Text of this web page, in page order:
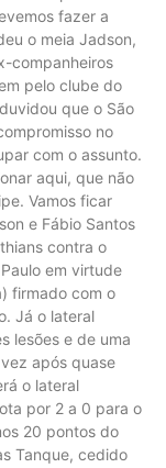
fazer a
o meia Jadson,
companheiros
pelo clube do
que o São
no
com o assunto.
aqui, que não
Vamos ficar
e Fábio Santos
contra o
em virtude
firmado com o
Já o lateral
lesões e de uma
após quase
o lateral
por 2 a 0 para o
20 pontos do
Tanque, cedido